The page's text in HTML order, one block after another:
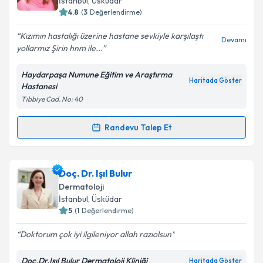
Kişisel verilerimin işlenmesine ilişkin
Aydınlatma
Metni
kapsamda işlenmesini kabul ediyorum.
Takvim Talebini Gönder
4.8 (3 Değerlendirme)
Kızımın hastalığı üzerine hastane sevkiyle karşılaştı
yollarmız Şirin hnm ile...
Devamı
Haydarpaşa Numune Eğitim ve Araştırma
Hastanesi
Haritada Göster
Tıbbiye Cad. No: 40
Randevu Talep Et
Randevu Takvimi Talebi
Doç. Dr. Şirin Pekcan Yaşar
talebi oluşturun. Size bu uzmandan randevu almanız
için bir takvim hazırlandığında e-posta ile
bilgilendireceğiz.
E-posta Adresiniz
Doç. Dr. Işıl Bulur
Dermatoloji
İstanbul, Üsküdar
5 (1 Değerlendirme)
Doktorum çok iyi ilgileniyor allah razıolsun
Doç.Dr.Işıl Bulur Dermatoloji Kliniği Haritada Göster